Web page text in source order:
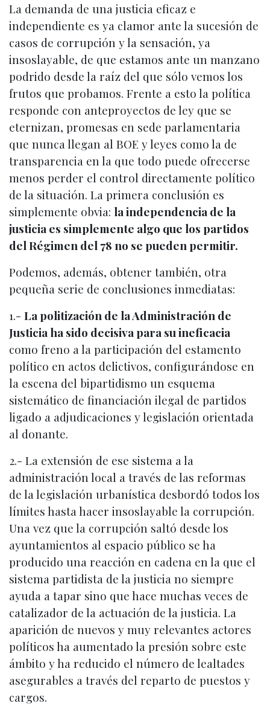
La demanda de una justicia eficaz e
independiente es ya clamor ante la sucesión de
casos de corrupción y la sensación, ya
insoslayable, de que estamos ante un manzano
podrido desde la raíz del que sólo vemos los
frutos que probamos. Frente a esto la política
responde con anteproyectos de ley que se
eternizan, promesas en sede parlamentaria
que nunca llegan al BOE y leyes como la de
transparencia en la que todo puede ofrecerse
menos perder el control directamente político
de la situación. La primera conclusión es
simplemente obvia: la independencia de la
justicia es simplemente algo que los partidos
del Régimen del 78 no se pueden permitir.
Podemos, además, obtener también, otra
pequeña serie de conclusiones inmediatas:
1.- La politización de la Administración de
Justicia ha sido decisiva para su ineficacia
como freno a la participación del estamento
político en actos delictivos, configurándose en
la escena del bipartidismo un esquema
sistemático de financiación ilegal de partidos
ligado a adjudicaciones y legislación orientada
al donante.
2.- La extensión de ese sistema a la
administración local a través de las reformas
de la legislación urbanística desbordó todos los
límites hasta hacer insoslayable la corrupción.
Una vez que la corrupción saltó desde los
ayuntamientos al espacio público se ha
producido una reacción en cadena en la que el
sistema partidista de la justicia no siempre
ayuda a tapar sino que hace muchas veces de
catalizador de la actuación de la justicia. La
aparición de nuevos y muy relevantes actores
políticos ha aumentado la presión sobre este
ámbito y ha reducido el número de lealtades
asegurables a través del reparto de puestos y
cargos.